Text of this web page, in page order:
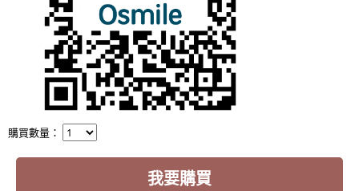
購買數量：
我要購買